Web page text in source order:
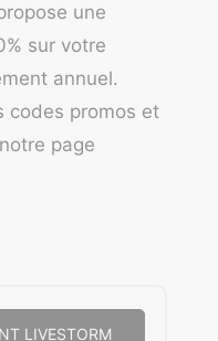
une
sur votre
annuel.
codes promos et
page
LIVESTORM